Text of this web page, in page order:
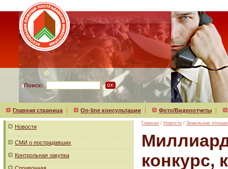
Поиск:
Главная страница On-line консультации Фото/Видеоотчеты
Новости
СМИ о пострадавших
Контрольная закупка
Главная / Новости / Земельные
конкурс,